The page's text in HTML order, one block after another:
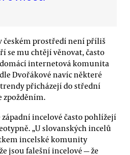
českém prostředí není příliš
se mu chtějí věnovat, často
internetová komunita
Dvořákové navíc některé
přicházejí do střední
zpožděním.
incelové často pohlížejí
„U slovanských incelů
incelské komunity
jsou falešní incelové — že